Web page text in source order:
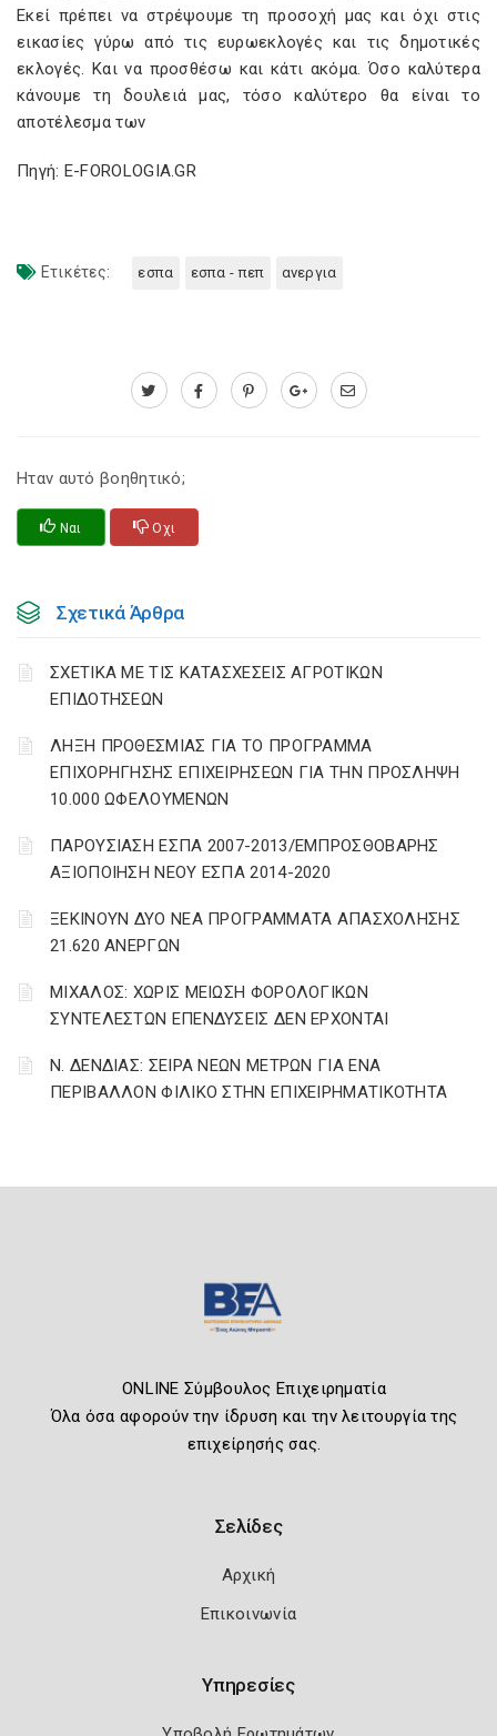
Εκεί πρέπει να στρέψουμε τη προσοχή μας και όχι στις
εικασίες γύρω από τις ευρωεκλογές και τις δημοτικές
εκλογές. Και να προσθέσω και κάτι ακόμα. Όσο καλύτερα
κάνουμε τη δουλειά μας, τόσο καλύτερο θα είναι το
αποτέλεσμα των
Πηγή: E-FOROLOGIA.GR
Ετικέτες: εσπα εσπα - πεπ ανεργια
Ηταν αυτό βοηθητικό;
Ναι Οχι
Σχετικά Άρθρα
ΣΧΕΤΙΚΑ ΜΕ ΤΙΣ ΚΑΤΑΣΧΕΣΕΙΣ ΑΓΡΟΤΙΚΩΝ
ΕΠΙΔΟΤΗΣΕΩΝ
ΛΗΞΗ ΠΡΟΘΕΣΜΙΑΣ ΓΙΑ ΤΟ ΠΡΟΓΡΑΜΜΑ
ΕΠΙΧΟΡΗΓΗΣΗΣ ΕΠΙΧΕΙΡΗΣΕΩΝ ΓΙΑ ΤΗΝ ΠΡΟΣΛΗΨΗ
10.000 ΩΦΕΛΟΥΜΕΝΩΝ
ΠΑΡΟΥΣΙΑΣΗ ΕΣΠΑ 2007-2013/ΕΜΠΡΟΣΘΟΒΑΡΗΣ
ΑΞΙΟΠΟΙΗΣΗ ΝΕΟΥ ΕΣΠΑ 2014-2020
ΞΕΚΙΝΟΥΝ ΔΥΟ ΝΕΑ ΠΡΟΓΡΑΜΜΑΤΑ ΑΠΑΣΧΟΛΗΣΗΣ
21.620 ΑΝΕΡΓΩΝ
ΜΙΧΑΛΟΣ: ΧΩΡΙΣ ΜΕΙΩΣΗ ΦΟΡΟΛΟΓΙΚΩΝ
ΣΥΝΤΕΛΕΣΤΩΝ ΕΠΕΝΔΥΣΕΙΣ ΔΕΝ ΕΡΧΟΝΤΑΙ
Ν. ΔΕΝΔΙΑΣ: ΣΕΙΡΑ ΝΕΩΝ ΜΕΤΡΩΝ ΓΙΑ ΕΝΑ
ΠΕΡΙΒΑΛΛΟΝ ΦΙΛΙΚΟ ΣΤΗΝ ΕΠΙΧΕΙΡΗΜΑΤΙΚΟΤΗΤΑ
ONLINE Σύμβουλος Επιχειρηματία
Όλα όσα αφορούν την ίδρυση και την λειτουργία της
επιχείρησής σας.
Σελίδες
Αρχική
Επικοινωνία
Υπηρεσίες